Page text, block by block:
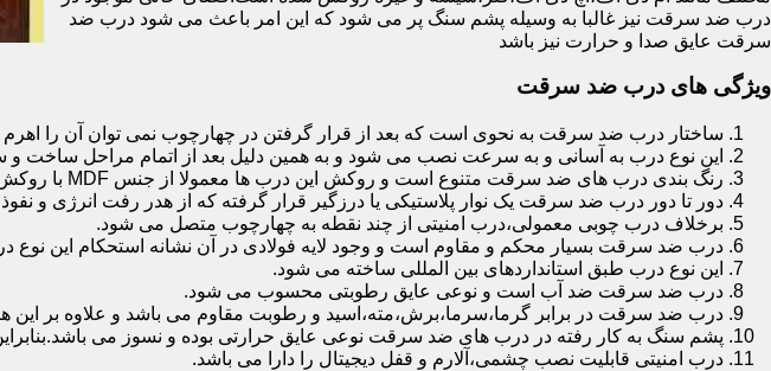
درب ضد سرقت نیز غالبا به وسیله پشم سنگ پر می شود که این امر باعث می شود درب ضد
سرقت عایق صدا و حرارت نیز باشد
ویژگی های درب ضد سرقت
ساختار درب ضد سرقت به نحوی است که بعد از قرار گرفتن در چهارچوب نمی توان آن را اهرم
این نوع درب به آسانی و به سرعت نصب می شود و به همین دلیل بعد از اتمام مراحل ساخت
رنگ بندی درب های ضد سرقت متنوع است و روکش این درب ها معمولا از جنس MDF با روکش رنگ یا PVC می باشد.
دور تا دور درب ضد سرقت یک نوار پلاستیکی یا درزگیر قرار گرفته که از هدر رفت انرژی و
برخلاف درب چوبی معمولی،درب امنیتی از چند نقطه به چهارچوب متصل می شود.
درب ضد سرقت بسیار محکم و مقاوم است و وجود لایه فولادی در آن نشانه استحکام این
این نوع درب طبق استانداردهای بین المللی ساخته می شود.
درب ضد سرقت ضد آب است و نوعی عایق رطوبتی محسوب می شود.
درب ضد سرقت در برابر گرما،سرما،برش،مته،اسید و رطوبت مقاوم می باشد و علاوه بر این
پشم سنگ به کار رفته در درب های ضد سرقت نوعی عایق حرارتی بوده و نسوز می
درب امنیتی قابلیت نصب چشمی،آلارم و قفل دیجیتال را دارا می باشد.